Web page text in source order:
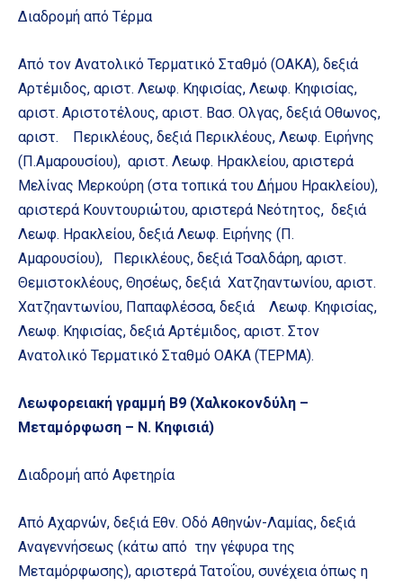
Διαδρομή από Τέρμα
Από τον Ανατολικό Τερματικό Σταθμό (ΟΑΚΑ), δεξιά
Αρτέμιδος, αριστ. Λεωφ. Κηφισίας, Λεωφ. Κηφισίας,
αριστ. Αριστοτέλους, αριστ. Βασ. Ολγας, δεξιά Οθωνος,
αριστ. Περικλέους, δεξιά Περικλέους, Λεωφ. Ειρήνης
(Π.Αμαρουσίου), αριστ. Λεωφ. Ηρακλείου, αριστερά
Μελίνας Μερκούρη (στα τοπικά του Δήμου Ηρακλείου),
αριστερά Κουντουριώτου, αριστερά Νεότητος, δεξιά
Λεωφ. Ηρακλείου, δεξιά Λεωφ. Ειρήνης (Π.
Αμαρουσίου), Περικλέους, δεξιά Τσαλδάρη, αριστ.
Θεμιστοκλέους, Θησέως, δεξιά Χατζηαντωνίου, αριστ.
Χατζηαντωνίου, Παπαφλέσσα, δεξιά Λεωφ. Κηφισίας,
Λεωφ. Κηφισίας, δεξιά Αρτέμιδος, αριστ. Στον
Ανατολικό Τερματικό Σταθμό ΟΑΚΑ (ΤΕΡΜΑ).
Λεωφορειακή γραμμή Β9 (Χαλκοκονδύλη –
Μεταμόρφωση – Ν. Κηφισιά)
Διαδρομή από Αφετηρία
Από Αχαρνών, δεξιά Εθν. Οδό Αθηνών-Λαμίας, δεξιά
Αναγεννήσεως (κάτω από την γέφυρα της
Μεταμόρφωσης), αριστερά Τατοΐου, συνέχεια όπως η